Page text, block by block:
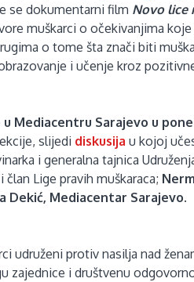
se dokumentarni film Novo lice
muškarci o očekivanjima
o tome šta znači biti
i učenje kroz
Mediacentru Sarajevo u
slijedi diskusija u kojoj
i generalna tajnica
Lige pravih muškaraca;
Dekić, Mediacentar Sarajevo.
udruženi protiv nasilja nad
zajednice i društvenu